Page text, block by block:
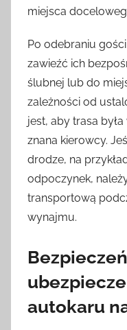
miejsca
Po odebraniu
zawieźć ich
ślubnej lub do
zależności od
jest, aby trasa
znana kierowcy.
drodze, na
odpoczynek,
transportową
wynajmu.
autokaru